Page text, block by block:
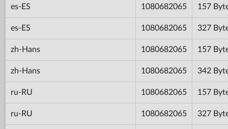
es-ES 1080682065 157
es-ES 1080682065 327
zh-Hans 1080682065 157
zh-Hans 1080682065 342
ru-RU 1080682065 157
ru-RU 1080682065 327